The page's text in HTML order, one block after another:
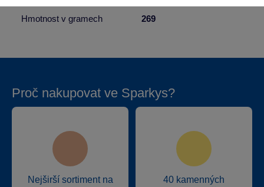
Hmotnost v gramech 269
Proč nakupovat ve Sparkys?
Nejširší sortiment na
40 kamenných